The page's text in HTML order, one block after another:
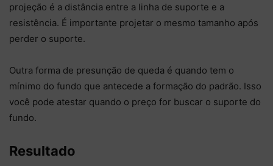
projeção é a distância entre a linha de suporte e a
resistência. É importante projetar o mesmo tamanho após
perder o suporte.
Outra forma de presunção de queda é quando tem o
mínimo do fundo que antecede a formação do padrão. Isso
você pode atestar quando o preço for buscar o suporte do
fundo.
Resultado